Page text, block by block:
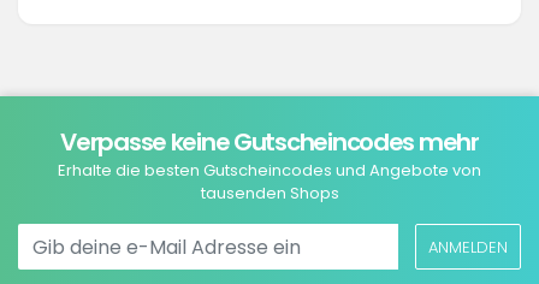
Verpasse keine Gutscheincodes mehr
Erhalte die besten Gutscheincodes und Angebote von
tausenden Shops
ANMELDEN